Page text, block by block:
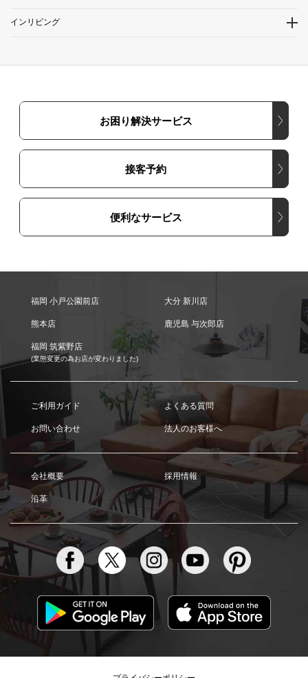
インリビング
お困り解決サービス
接客予約
便利なサービス
福岡 小戸公園前店 大分 新川店
熊本店 鹿児島 与次郎店
福岡 筑紫野店
(業態変更の為お店が変わりました)
ご利用ガイド よくある質問
お問い合わせ 法人のお客様へ
会社概要 採用情報
沿革